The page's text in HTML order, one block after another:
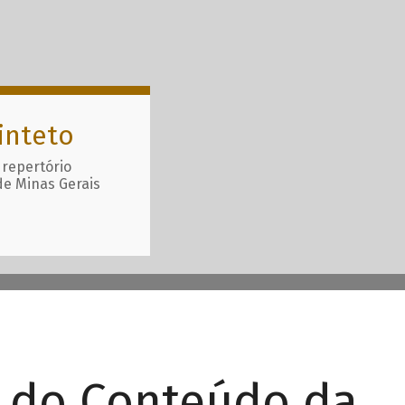
repertório
Minas Gerais